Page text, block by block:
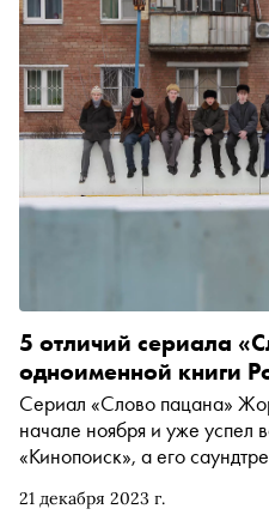
21 декабря 2023 г.
5 отличий сериала
одноименной книги
Сериал «Слово пацана»
начале ноября и уже успел войти в ТОП-5 сайта
«Кинопоиск», а его саундтрек занял второе
печатный тираж «Слово